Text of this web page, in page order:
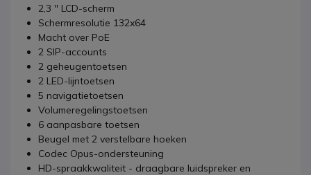
2,3 '' LCD-scherm
Schermresolutie 132x64
Macht over PoE
2 SIP-accounts
2 geheugentoetsen
2 LED-lijntoetsen
5 navigatietoetsen
Volumeregelingstoetsen
6 aanpasbare toetsen
Beugel met 2 verstelbare hoeken
Codec Opus-ondersteuning
HD-spraakkwaliteit - draagbare luidspreker en